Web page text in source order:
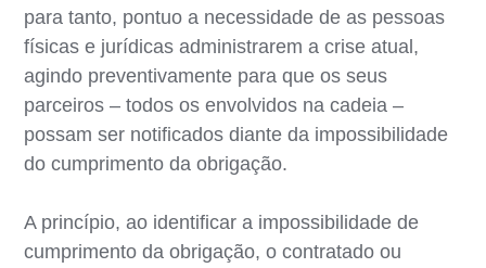
para tanto, pontuo a necessidade de as pessoas
físicas e jurídicas administrarem a crise atual,
agindo preventivamente para que os seus
parceiros – todos os envolvidos na cadeia –
possam ser notificados diante da impossibilidade
do cumprimento da obrigação.
A princípio, ao identificar a impossibilidade de
cumprimento da obrigação, o contratado ou